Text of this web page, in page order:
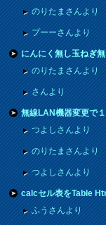
のりたまさんより
プーーさんより
にんにく無し玉ねぎ
のりたまさんより
さんより
無線LAN機器変更で
つよしさんより
のりたまさんより
つよしさんより
calcセル表をTable
ふうさんより